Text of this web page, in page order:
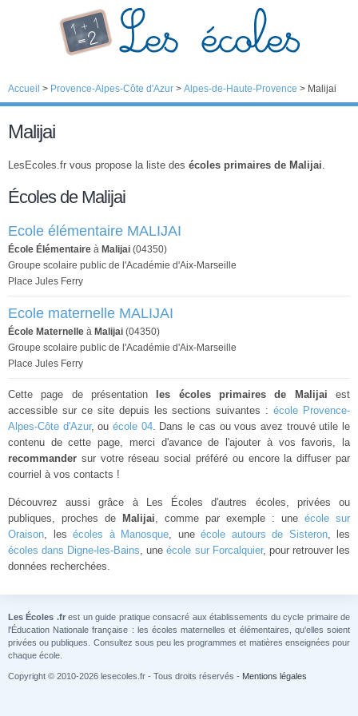
Accueil > Provence-Alpes-Côte d'Azur > Alpes-de-Haute-Provence > Malijai
Malijai
LesEcoles.fr vous propose la liste des écoles primaires de Malijai.
Écoles de Malijai
Ecole élémentaire MALIJAI
École Élémentaire à Malijai (04350)
Groupe scolaire public de l'Académie d'Aix-Marseille
Place Jules Ferry
Ecole maternelle MALIJAI
École Maternelle à Malijai (04350)
Groupe scolaire public de l'Académie d'Aix-Marseille
Place Jules Ferry
Cette page de présentation les écoles primaires de Malijai est
accessible sur ce site depuis les sections suivantes :école Provence-
Alpes-Côte d'Azur, ouécole 04. Dans le cas ou vous avez trouvé utile le
contenu de cette page, merci d'avance de l'ajouter à vos favoris, la
recommander sur votre réseau social préféré ou encore la diffuser par
courriel à vos contacts !
Découvrez aussi grâce à Les Écoles d'autres écoles, privées ou
publiques, proches de
Malijai, comme par exemple : une école sur
Oraison, les écoles à Manosque, une école autours de Sisteron, les
écoles dans Digne-les-Bains, uneécole sur Forcalquier, pour retrouver les
données recherchées.
Les Écoles .frest un guide pratique consacré aux établissements du cycle primaire de
l'Éducation Nationale française : les écoles maternelles et élémentaires, qu'elles soient
privées ou publiques. Consultez sous peu les programmes et matières enseignées pour
chaque école.
Copyright © 2010-2026 lesecoles.fr - Tous droits réservés - Mentions légales